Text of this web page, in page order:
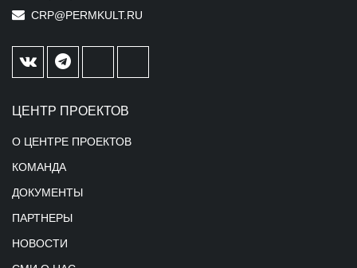
CRP@PERMKULT.RU
ЦЕНТР ПРОЕКТОВ
О ЦЕНТРЕ ПРОЕКТОВ
КОМАНДА
ДОКУМЕНТЫ
ПАРТНЕРЫ
НОВОСТИ